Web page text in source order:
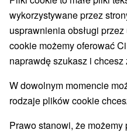
Wybierz lokalizację
WSZYSTKO
wykorzystywane przez
usprawnienia obsługi
cookie możemy oferować
naprawdę szukasz i chcesz
W dowolnym momencie
rodzaje plików cookie
Prawo stanowi, że